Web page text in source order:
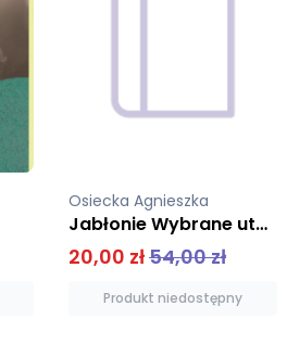
Osiecka Agnieszka
Neponset
35,00 zł
Produkt niedostępny